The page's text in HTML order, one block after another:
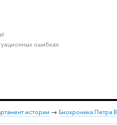
ошибках.
истории → Биохроника Петра